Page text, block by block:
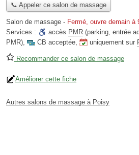
📞 Appeler ce salon de massage
Salon de massage - Fermé, ouvre demain à
Services :
accès PMR (parking, entrée
PMR), CB acceptée, uniquement sur
Recommander ce salon de massage
Améliorer cette fiche
Autres salons de massage à Poisy